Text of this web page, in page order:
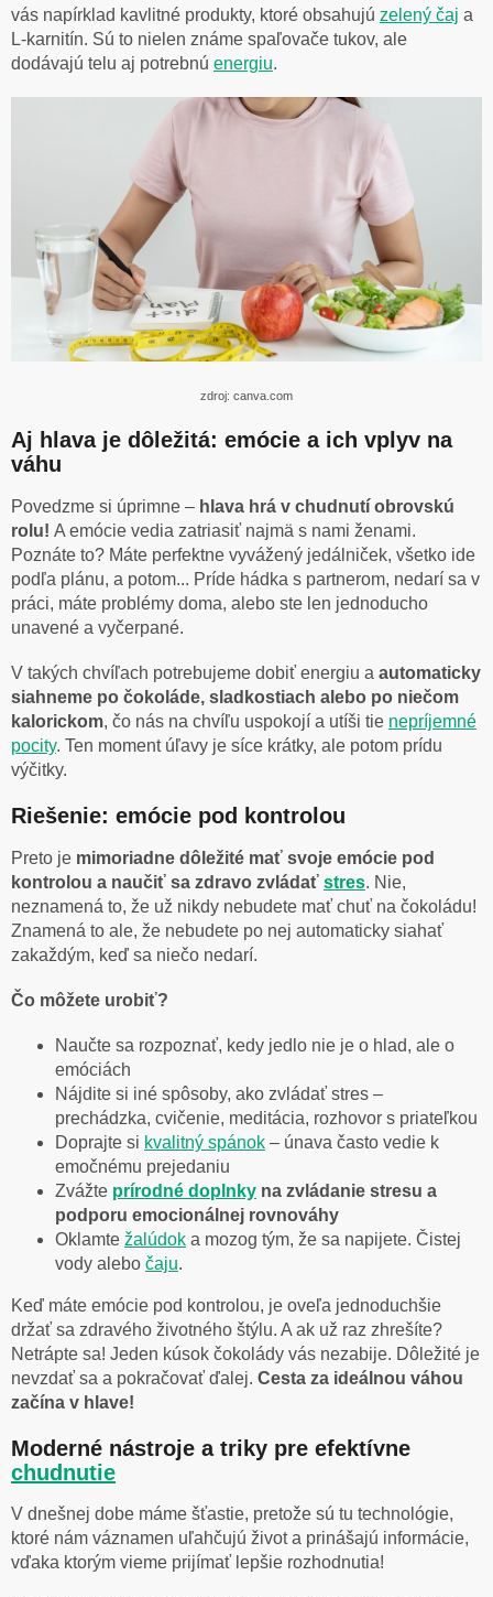
vás napírklad kavlitné produkty, ktoré obsahujú zelený čaj a
L-karnitín. Sú to nielen známe spaľovače tukov, ale
dodávajú telu aj potrebnú energiu.
zdroj: canva.com
Aj hlava je dôležitá: emócie a ich vplyv na
váhu
Povedzme si úprimne – hlava hrá v chudnutí obrovskú
rolu! A emócie vedia zatriasiť najmä s nami ženami.
Poznáte to? Máte perfektne vyvážený jedálniček, všetko ide
podľa plánu, a potom... Príde hádka s partnerom, nedarí sa v
práci, máte problémy doma, alebo ste len jednoducho
unavené a vyčerpané.
V takých chvíľach potrebujeme dobiť energiu a automaticky
siahneme po čokoláde, sladkostiach alebo po niečom
kalorickom, čo nás na chvíľu uspokojí a utíši tie nepríjemné
pocity. Ten moment úľavy je síce krátky, ale potom prídu
výčitky.
Riešenie: emócie pod kontrolou
Preto je mimoriadne dôležité mať svoje emócie pod
kontrolou a naučiť sa zdravo zvládať stres. Nie,
neznamená to, že už nikdy nebudete mať chuť na čokoládu!
Znamená to ale, že nebudete po nej automaticky siahať
zakaždým, keď sa niečo nedarí.
Čo môžete urobiť?
Naučte sa rozpoznať, kedy jedlo nie je o hlad, ale o
emóciách
Nájdite si iné spôsoby, ako zvládať stres –
prechádzka, cvičenie, meditácia, rozhovor s priateľkou
Doprajte si kvalitný spánok – únava často vedie k
emočnému prejedaniu
Zvážte prírodné doplnky na zvládanie stresu a
podporu emocionálnej rovnováhy
Oklamte žalúdok a mozog tým, že sa napijete. Čistej
vody alebo čaju.
Keď máte emócie pod kontrolou, je oveľa jednoduchšie
držať sa zdravého životného štýlu. A ak už raz zhrešíte?
Netrápte sa! Jeden kúsok čokolády vás nezabije. Dôležité je
nevzdať sa a pokračovať ďalej. Cesta za ideálnou váhou
začína v hlave!
Moderné nástroje a triky pre efektívne
chudnutie
V dnešnej dobe máme šťastie, pretože sú tu technológie,
ktoré nám váznamen uľahčujú život a prinášajú informácie,
vďaka ktorým vieme prijímať lepšie rozhodnutia!